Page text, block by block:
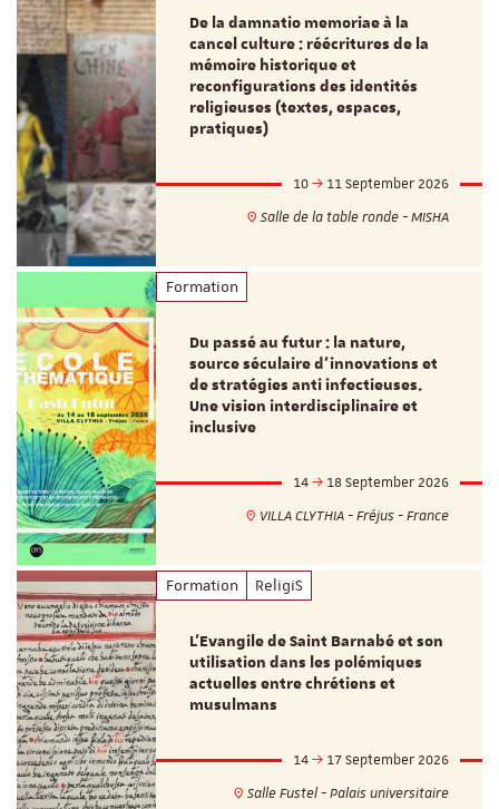
De la damnatio memoriae à la
cancel culture : réécritures de la
mémoire historique et
reconfigurations des identités
religieuses (textes, espaces,
pratiques)
10
11 September 2026
Salle de la table ronde - MISHA
Formation
Du passé au futur : la nature,
source séculaire d’innovations et
de stratégies anti infectieuses.
Une vision interdisciplinaire et
inclusive
14
18 September 2026
VILLA CLYTHIA - Fréjus - France
Formation ReligiS
L’Evangile de Saint Barnabé et son
utilisation dans les polémiques
actuelles entre chrétiens et
musulmans
14
17 September 2026
Salle Fustel - Palais universitaire